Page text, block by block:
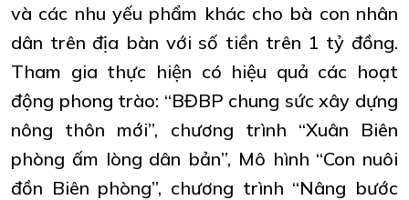
và các nhu yếu phẩm khác cho bà con nhân
dân trên địa bàn với số tiền trên 1 tỷ đồng.
Tham gia thực hiện có hiệu quả các hoạt
động phong trào: “BĐBP chung sức xây dựng
nông thôn mới”, chương trình “Xuân Biên
phòng ấm lòng dân bản”, Mô hình “Con nuôi
đồn Biên phòng”, chương trình “Nâng bước